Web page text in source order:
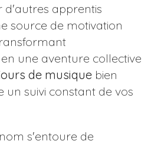
d'autres apprentis
source de motivation
une aventure collective
de musiquebien
un suivi constant de vos
s'entoure de